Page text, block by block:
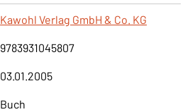
Kawohl Verlag GmbH & Co. KG
9783931045807
03.01.2005
Buch